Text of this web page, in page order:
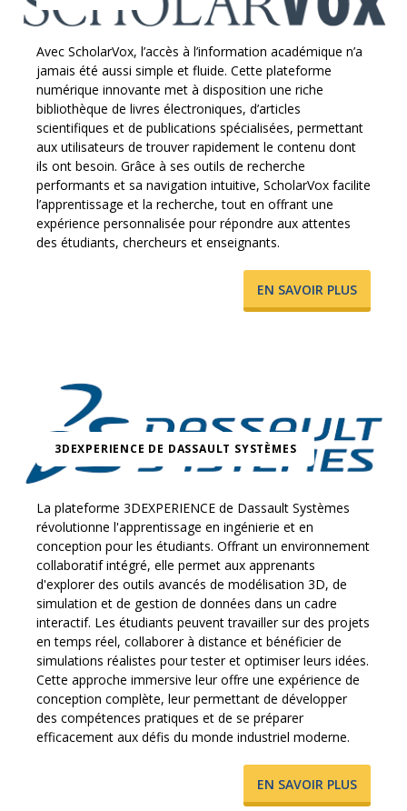
Avec ScholarVox, l’accès à l’information académique n’a
jamais été aussi simple et fluide. Cette plateforme
numérique innovante met à disposition une riche
bibliothèque de livres électroniques, d’articles
scientifiques et de publications spécialisées, permettant
aux utilisateurs de trouver rapidement le contenu dont
ils ont besoin. Grâce à ses outils de recherche
performants et sa navigation intuitive, ScholarVox facilite
l’apprentissage et la recherche, tout en offrant une
expérience personnalisée pour répondre aux attentes
des étudiants, chercheurs et enseignants.
​EN SAVOIR PLUS
3DEXPERIENCE DE DASSAULT SYSTÈMES
La plateforme 3DEXPERIENCE de Dassault Systèmes
révolutionne l'apprentissage en ingénierie et en
conception pour les étudiants. Offrant un environnement
collaboratif intégré, elle permet aux apprenants
d'explorer des outils avancés de modélisation 3D, de
simulation et de gestion de données dans un cadre
interactif. Les étudiants peuvent travailler sur des projets
en temps réel, collaborer à distance et bénéficier de
simulations réalistes pour tester et optimiser leurs idées.
Cette approche immersive leur offre une expérience de
conception complète, leur permettant de développer
des compétences pratiques et de se préparer
efficacement aux défis du monde industriel moderne.
​EN SAVOIR PLUS